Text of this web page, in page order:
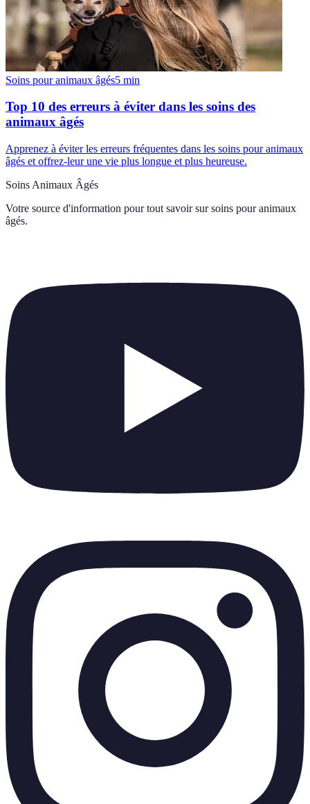
Soins pour animaux âgés5 min
Top 10 des erreurs à éviter dans les soins des
animaux âgés
Apprenez à éviter les erreurs fréquentes dans les soins pour animaux
âgés et offrez-leur une vie plus longue et plus heureuse.
Soins Animaux Âgés
Votre source d'information pour tout savoir sur soins pour animaux
âgés.